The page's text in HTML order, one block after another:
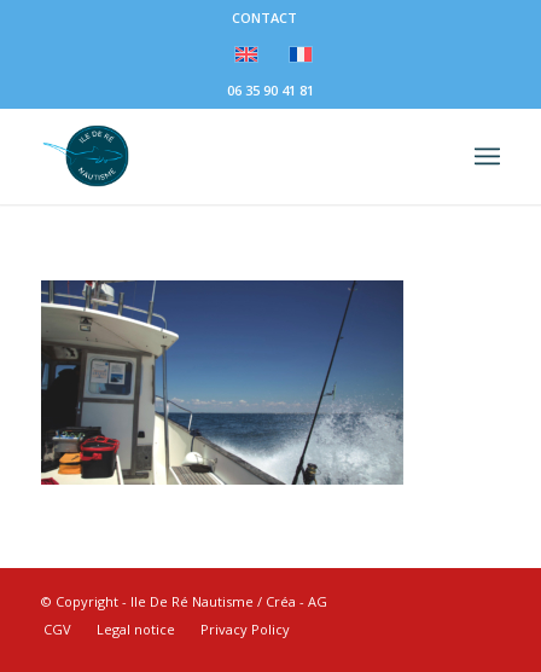
CONTACT
06 35 90 41 81
© Copyright - Ile De Ré Nautisme / Créa - AG
CGV
Legal notice Privacy Policy